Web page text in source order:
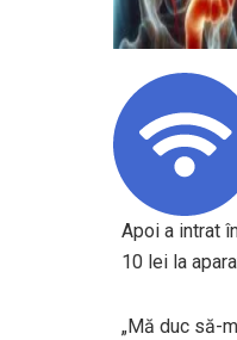
Apoi a intrat
10 lei la
„Mă duc să-